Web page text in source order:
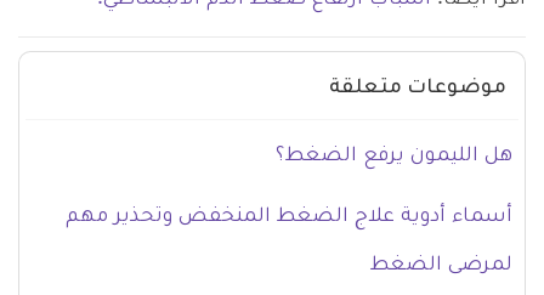
موضوعات متعلقة
هل الليمون يرفع الضغط؟
أسماء أدوية علاج الضغط المنخفض وتحذير مهم
لمرضى الضغط